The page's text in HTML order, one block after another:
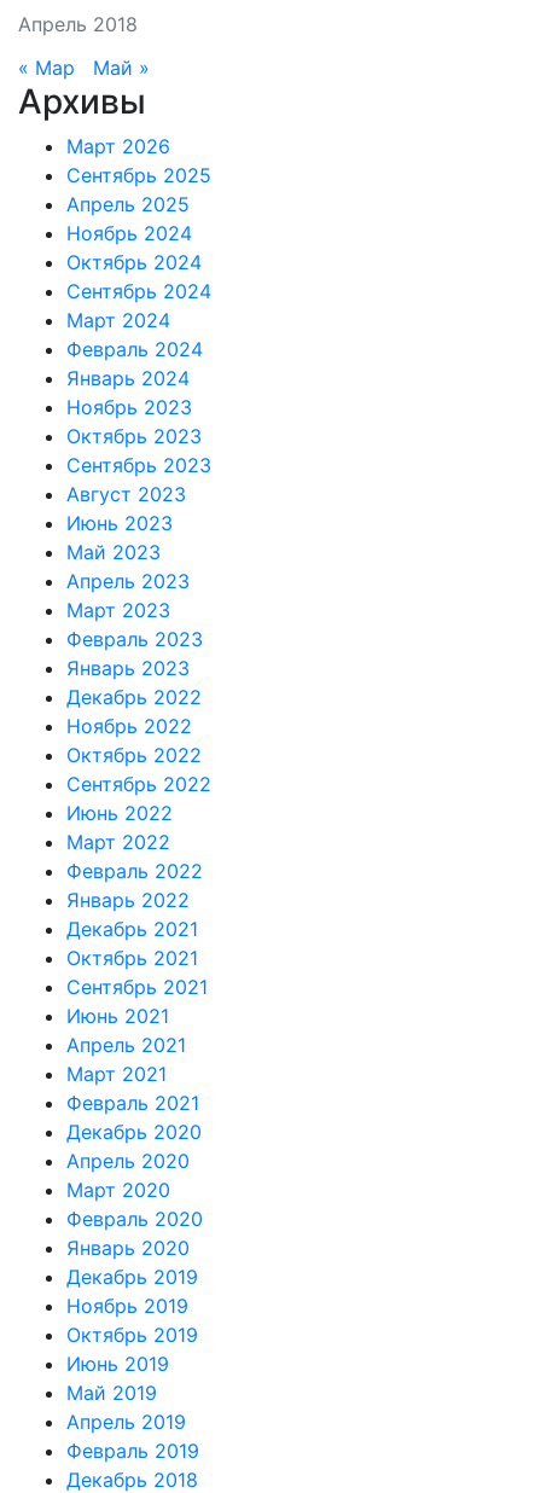
Апрель 2018
« Мар
Май »
Архивы
Март 2026
Сентябрь 2025
Апрель 2025
Ноябрь 2024
Октябрь 2024
Сентябрь 2024
Март 2024
Февраль 2024
Январь 2024
Ноябрь 2023
Октябрь 2023
Сентябрь 2023
Август 2023
Июнь 2023
Май 2023
Апрель 2023
Март 2023
Февраль 2023
Январь 2023
Декабрь 2022
Ноябрь 2022
Октябрь 2022
Сентябрь 2022
Июнь 2022
Март 2022
Февраль 2022
Январь 2022
Декабрь 2021
Октябрь 2021
Сентябрь 2021
Июнь 2021
Апрель 2021
Март 2021
Февраль 2021
Декабрь 2020
Апрель 2020
Март 2020
Февраль 2020
Январь 2020
Декабрь 2019
Ноябрь 2019
Октябрь 2019
Июнь 2019
Май 2019
Апрель 2019
Февраль 2019
Декабрь 2018